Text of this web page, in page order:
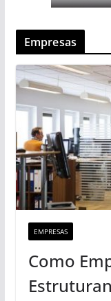
Empresas
EMPRESAS
Como